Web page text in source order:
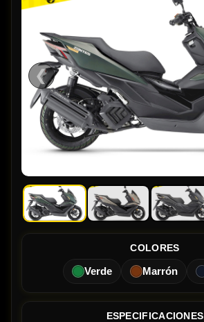
❮
COLORES
Verde Marrón
ESPECIFICACIONES